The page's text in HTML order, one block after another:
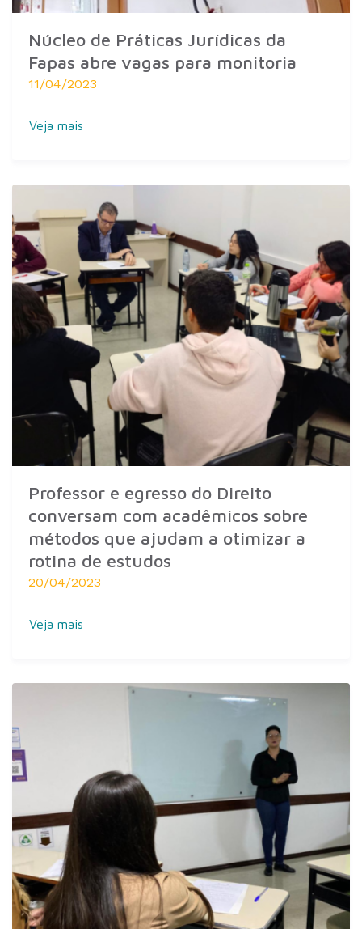
Núcleo de Práticas Jurídicas da
Fapas abre vagas para monitoria
11/04/2023
Veja mais
Professor e egresso do Direito
conversam com acadêmicos sobre
métodos que ajudam a otimizar a
rotina de estudos
20/04/2023
Veja mais